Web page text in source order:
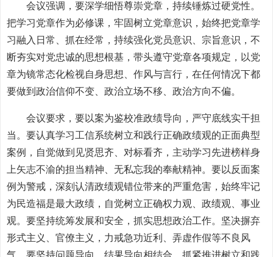
会议强调，要深学细悟尊崇党章，持续锤炼过硬党性。
把学习党章作为必修课，牢固树立党章意识，始终把党章学
习融入日常、抓在经常，持续强化党员意识、宗旨意识，不
断夯实对党忠诚的思想根基，带头遵守党章各项规定，以党
章为镜常态化检视自身思想、作风与言行，在任何情况下都
要做到政治信仰不变、政治立场不移、政治方向不偏。
会议要求，要以案为鉴校准政绩导向，严守底线实干担
当。要认真学习工信系统树立和践行正确政绩观的正面典型
案例，自觉做到见贤思齐、对标看齐，主动学习先进榜样身
上矢志不渝的担当精神、无私忘我的奉献精神。要以反面案
例为警戒，深刻认清政绩观错位带来的严重危害，始终牢记
为民造福是最大政绩，自觉树立正确权力观、政绩观、事业
观。要坚持统筹发展和安全，抓实思想政治工作。坚决摒弃
形式主义、官僚主义，力戒急功近利、弄虚作假等不良风
气。要坚持问题导向、结果导向相结合，抓紧推进树立和践